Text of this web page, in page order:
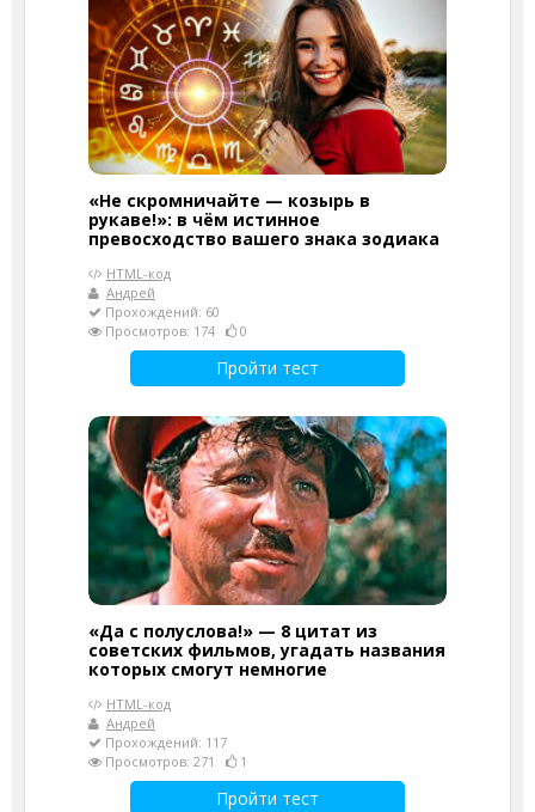
«Не скромничайте — козырь в
рукаве!»: в чём истинное
превосходство вашего знака зодиака
HTML-код
Андрей
Прохождений: 60
Просмотров: 174
0
Пройти тест
«Да с полуслова!» — 8 цитат из
советских фильмов, угадать названия
которых смогут немногие
HTML-код
Андрей
Прохождений: 117
Просмотров: 271
1
Пройти тест